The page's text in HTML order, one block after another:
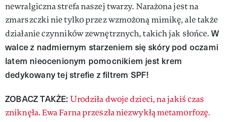
newralgiczna strefa naszej twarzy. Narażona jest na
zmarszczki nie tylko przez wzmożoną mimikę, ale także
działanie czynników zewnętrznych, takich jak słońce. W
walce z nadmiernym starzeniem się skóry pod oczami
latem nieocenionym pomocnikiem jest krem
dedykowany tej strefie z filtrem SPF!
ZOBACZ TAKŻE: Urodziła dwoje dzieci, na jakiś czas
zniknęła. Ewa Farna przeszła niezwykłą metamorfozę.